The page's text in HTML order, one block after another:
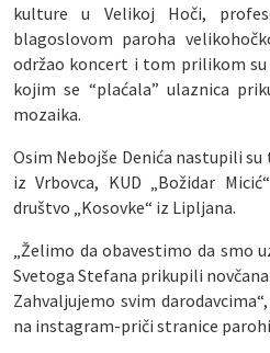
kulture u Velikoj Hoči,
blagoslovom paroha
održao koncert i tom prilikom
kojim se “plaćala” ulaznica
mozaika.
Osim Nebojše Denića nastupili su
iz Vrbovca, KUD „Božidar
društvo „Kosovke“ iz Lipljana.
„Želimo da obavestimo da smo
Svetoga Stefana prikupili
Zahvaljujemo svim
na instagram-priči stranice